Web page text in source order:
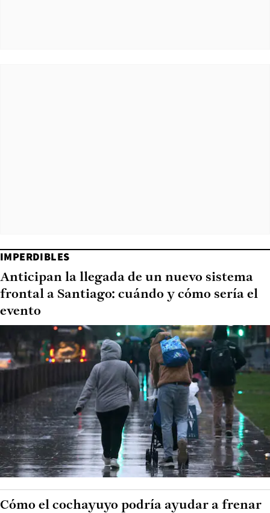
IMPERDIBLES
Anticipan la llegada de un nuevo sistema
frontal a Santiago: cuándo y cómo sería el
evento
Cómo el cochayuyo podría ayudar a frenar